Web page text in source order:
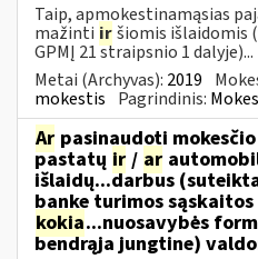
Taip, apmokestinamąsias
mažinti iršiomis išlaidomis
GPMĮ 21 straipsnio 1 dalyje)...
Metai (Archyvas): 2019
mokestis Pagrindinis:
Ar pasinaudoti
pastatų ir / ar
išlaidų...darbus
banke turimos
kokia...nuosavybės
bendrąja jungtine)